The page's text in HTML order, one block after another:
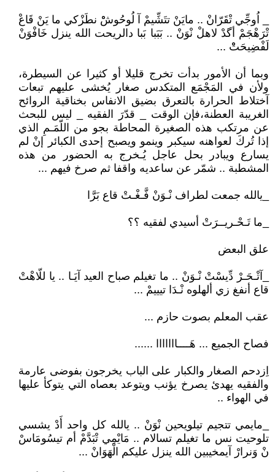
_ اُوجِّي تْقَرّانْ .. مايَنْ تتَشِّيمْ آ لُوحُوشْْ نطَزْكي ما يَنْ قَاعْ
تْرَهْجَمْ أگدْ لاهلْ نْوَنْ .. بَبَبا بَبا دالريحت الله ينزل خَافْوَنْ
لَفْضِيحَتْْ ...
وبما أن الأمور بدأت تخرج قليلا أو كثيرا عن السيطرة،
ولأن في المَجْمَع المتكدس صغار يُخشى عليهم تبعات
آختلاط الحرارة بالتعرق بضيق الانفاس بخناقية الروائح
الغريبة العطنة،فإن الوقت _ قدّرَ الفقيه _ ليس للبحث
عن مرتكب هذه الصغيرة المحاطة بجو من اللّمَـمِ الذي
إذا تُركَ لعواهنه سيكبر وينمو ويصبح إحدى الكبائر إنْ لم
يسارع ويبادر بحل عاجل يُـخرج به الحضور من هذه
المشطبة .. شمّر عن ساعديه واقفا ثم صرخ فيهم ...
_يالله جمعت لطراف نْـوَنْ فَّـغْـتْ قاع بَرَّا
_ما تَـحْـريــرَتْ أسيدي لفقيه ؟؟
علق البعض
_آتْـحَـرْ دِّيسْتْ نْـوَنْ .. ما تغيلم صباح العيد آيَـا .. يا للّاهْتْ
قاع أنفغ زي ألهلوه نْـدَا تيييمْ ...
عقب المعلم بصوت حازم ...
فصاح الجميع ... هَــــااااااا ......
اِزدحم الصغار والكبار على الباب يخرجون بفوضى عارمة
والفقيه يهدئ يصرخ يؤنب ويتوعد بعصاه التي يتوكأ عليها
في الهواء ..
_مايمي تتجيم تيلويحين نْوَنْ .. يالله كل واحد أَدْ يشسي
تلوحيت نس ما تغيلم تسالام .. مَايْمِي تْبَدَّمْ أم تيسُومَاسْ
نْ وَنرارْ آيمخيبين الله ينزل عليكم الْهَوَانْ ...